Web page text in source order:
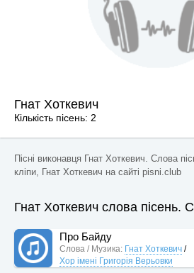
Гнат Хоткевич
Кількість пісень: 2
Пісні виконавця Гнат Хоткевич. Слова
кліпи, Гнат Хоткевич на сайті pisni.club
Гнат Хоткевич слова пісень.
Про Байду
Слова / Музика: Гнат Хоткевич /
Хор імені Григорія Верьовки